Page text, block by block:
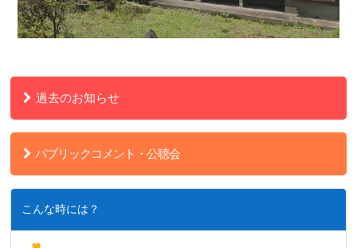
過去のお知らせ
パブリックコメント・公聴会
こんな時には？